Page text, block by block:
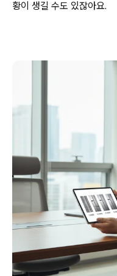
황이 생길 수도 있잖아요.